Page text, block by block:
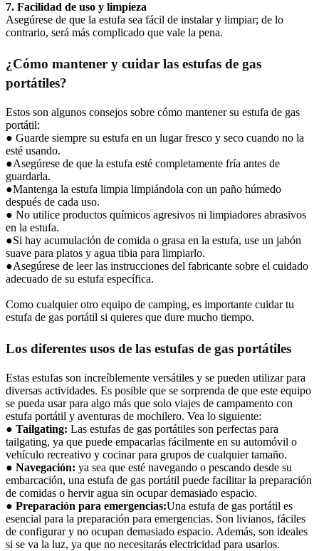
7. Facilidad de uso y limpieza
Asegúrese de que la estufa sea fácil de instalar y limpiar; de lo
contrario, será más complicado que vale la pena.
¿Cómo mantener y cuidar las estufas de gas
portátiles?
Estos son algunos consejos sobre cómo mantener su estufa de gas
portátil:
● Guarde siempre su estufa en un lugar fresco y seco cuando no la
esté usando.
●Asegúrese de que la estufa esté completamente fría antes de
guardarla.
●Mantenga la estufa limpia limpiándola con un paño húmedo
después de cada uso.
● No utilice productos químicos agresivos ni limpiadores abrasivos
en la estufa.
●Si hay acumulación de comida o grasa en la estufa, use un jabón
suave para platos y agua tibia para limpiarlo.
●Asegúrese de leer las instrucciones del fabricante sobre el cuidado
adecuado de su estufa específica.
Como cualquier otro equipo de camping, es importante cuidar tu
estufa de gas portátil si quieres que dure mucho tiempo.
Los diferentes usos de las estufas de gas portátiles
Estas estufas son increíblemente versátiles y se pueden utilizar para
diversas actividades. Es posible que se sorprenda de que este equipo
se pueda usar para algo más que solo viajes de campamento con
estufa portátil y aventuras de mochilero. Vea lo siguiente:
● Tailgating: Las estufas de gas portátiles son perfectas para
tailgating, ya que puede empacarlas fácilmente en su automóvil o
vehículo recreativo y cocinar para grupos de cualquier tamaño.
● Navegación: ya sea que esté navegando o pescando desde su
embarcación, una estufa de gas portátil puede facilitar la preparación
de comidas o hervir agua sin ocupar demasiado espacio.
● Preparación para emergencias:Una estufa de gas portátil es
esencial para la preparación para emergencias. Son livianos, fáciles
de configurar y no ocupan demasiado espacio. Además, son ideales
si se va la luz, ya que no necesitarás electricidad para usarlos.